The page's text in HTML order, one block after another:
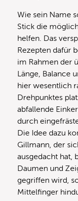
Wie sein Name
Stick die
helfen. Das
Rezepten dafür
im Rahmen der
Länge, Balance
hier wesentlich
Drehpunktes
abfallende
durch
Die Idee dazu
Gillmann, der
ausgedacht hat,
Daumen und
gegriffen wird,
Mittelfinger